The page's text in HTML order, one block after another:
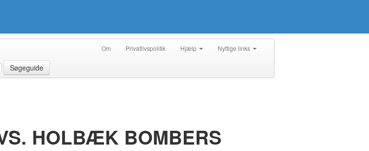
Om Privatlivspolitik Hjælp Nyttige links
Søgeguide
HOLBÆK BOMBERS